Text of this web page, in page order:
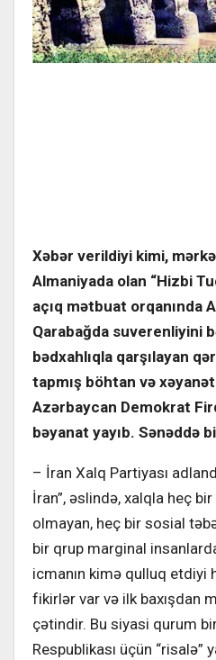
Xəbər verildiyi kimi,
Almaniyada olan “Hizbi
açıq mətbuat orqanında
Qarabağda suverenliyini
bədxahlıqla qarşılayan
tapmış böhtan və
Azərbaycan Demokrat
bəyanat yayıb. Sənəddə
– İran Xalq Partiyası
İran”, əslində, xalqla heç bir
olmayan, heç bir sosial
bir qrup marginal
icmanın kimə qulluq etdiyi
fikirlər var və ilk baxışdan
çətindir. Bu siyasi qurum
Respub­likası üçün “risalə”